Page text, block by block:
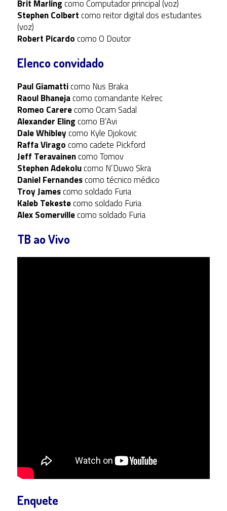
Brit Marlingcomo Computador principal (voz)
Stephen Colbertcomo reitor digital dos estudantes
(voz)
Robert Picardocomo O Doutor
Elenco convidado
Paul Giamatticomo Nus Braka
Raoul Bhanejacomo comandante Kelrec
Romeo Carerecomo Ocam Sadal
Alexander Elingcomo B’Avi
Dale Whibleycomo Kyle Djokovic
Raffa Viragocomo cadete Pickford
Jeff Teravainencomo Tomov
Stephen Adekolucomo N’Duwo Skra
Daniel Fernandescomo técnico médico
Troy Jamescomo soldado Furia
Kaleb Tekestecomo soldado Furia
Alex Somervillecomo soldado Furia
TB ao Vivo
Enquete